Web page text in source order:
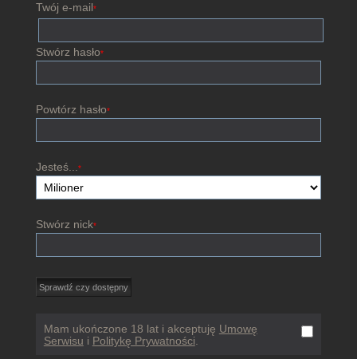
Twój e-mail*
Stwórz hasło*
Powtórz hasło*
Jesteś... *
Stwórz nick*
Mam ukończone 18 lat i akceptuję Umowę
Serwisu i Politykę Prywatności